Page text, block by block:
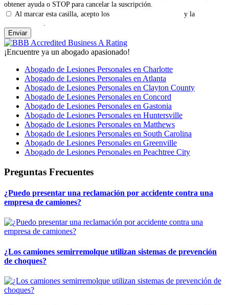
obtener ayuda o STOP para cancelar la suscripción.
Al marcar esta casilla, acepto los
y la
.
¡Encuentre ya un abogado apasionado!
Abogado de Lesiones Personales en Charlotte
Abogado de Lesiones Personales en Atlanta
Abogado de Lesiones Personales en Clayton County
Abogado de Lesiones Personales en Concord
Abogado de Lesiones Personales en Gastonia
Abogado de Lesiones Personales en Huntersville
Abogado de Lesiones Personales en Matthews
Abogado de Lesiones Personales en South Carolina
Abogado de Lesiones Personales en Greenville
Abogado de Lesiones Personales en Peachtree City
Preguntas Frecuentes
¿Puedo presentar una reclamación por accidente contra una
empresa de camiones?
¿Los camiones semirremolque utilizan sistemas de prevención
de choques?